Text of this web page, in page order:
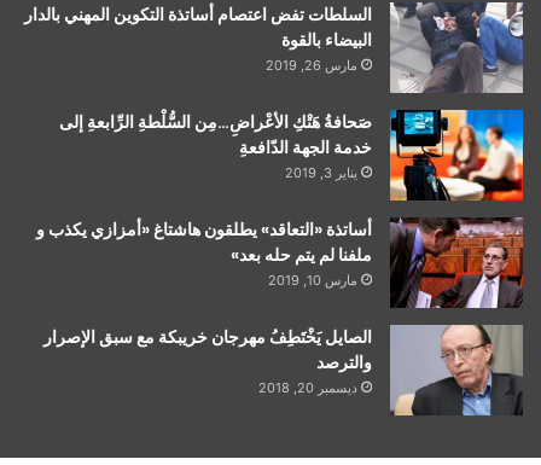
السلطات تفض اعتصام أساتذة التكوين المهني بالدار
البيضاء بالقوة
مارس 26, 2019
صَحافةُ هَتْكِ الأعْراضِ…مِن السُّلْطةِ الرِّابعةِ إلى
خدمة الجهة الدّافعةِ
يناير 3, 2019
أساتذة «التعاقد» يطلقون هاشتاغ «أمزازي يكذب و
ملفنا لم يتم حله بعد»
مارس 10, 2019
الصايل يَخْتَطِفُ مهرجان خريبكة مع سبق الإصرار
والترصد
ديسمبر 20, 2018